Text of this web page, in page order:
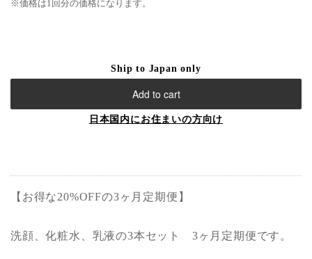
※価格は1回分の価格になります。
Ship to Japan only
Add to cart
日本国内にお住まいの方向け
【お得な20%OFFの3ヶ月定期便】
洗顔、化粧水、乳液の3本セット 3ヶ月定期便です。